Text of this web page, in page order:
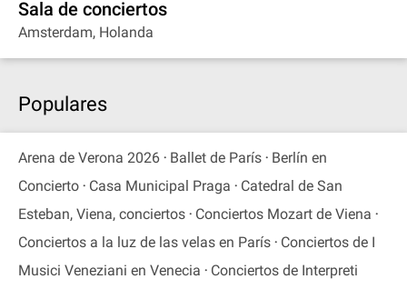
Sala de conciertos
Amsterdam, Holanda
Populares
Arena de Verona 2026 Ballet de París
Berlín en
Concierto
Casa Municipal Praga
Catedral de San
Esteban, Viena, conciertos
Conciertos Mozart de Viena
Conciertos a la luz de las velas en París
Conciertos de I
Musici Veneziani en Venecia
Conciertos de Interpreti